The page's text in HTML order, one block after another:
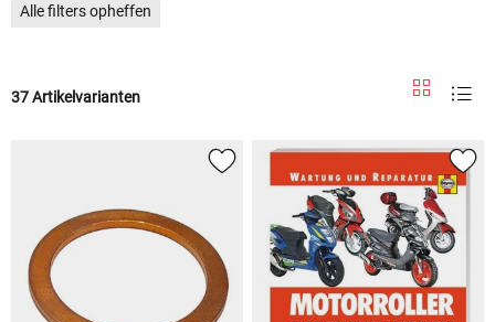
Alle filters opheffen
37 Artikelvarianten